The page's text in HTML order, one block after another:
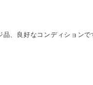
品、良好なコンディションで